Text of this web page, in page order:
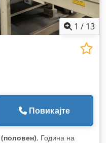
1 / 13
Повикајте
(половен), Година на